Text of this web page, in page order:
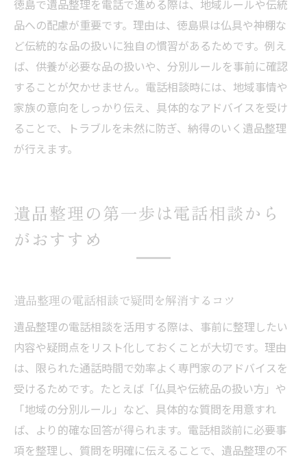
遺品整理で供養が必要な品の見極め方
電話で相談できる遺品整理と供養の流れ
徳島の伝統に配慮した遺品整理の供養方法
遺品整理で迷いやすい処分方法を電話で確
認
供養や処分の注意点を電話相談で把握
遺品整理から供養まで電話相談で安心解決
遺品整理を徳島で安心して進める心得
電話相談を活用した遺品整理の心構え
徳島県の遺品整理で大切にしたいポイント
電話相談で納得できる遺品整理を実現
徳島の遺品整理で心に留めたい注意事項
徳島で遺品整理を電話で進める際は、地域ルールや伝統
品への配慮が重要です。理由は、徳島県は仏具や神棚な
ど伝統的な品の扱いに独自の慣習があるためです。例え
ば、供養が必要な品の扱いや、分別ルールを事前に確認
することが欠かせません。電話相談時には、地域事情や
家族の意向をしっかり伝え、具体的なアドバイスを受け
ることで、トラブルを未然に防ぎ、納得のいく遺品整理
が行えます。
遺品整理の第一歩は電話相談から
がおすすめ
遺品整理の電話相談で疑問を解消するコツ
遺品整理の電話相談を活用する際は、事前に整理したい
内容や疑問点をリスト化しておくことが大切です。理由
は、限られた通話時間で効率よく専門家のアドバイスを
受けるためです。たとえば「仏具や伝統品の扱い方」や
「地域の分別ルール」など、具体的な質問を用意すれ
ば、より的確な回答が得られます。電話相談前に必要事
項を整理し、質問を明確に伝えることで、遺品整理の不